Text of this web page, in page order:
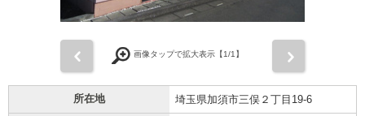
画像タップで拡大表示【1/1】
所在地 埼玉県加須市三俣２丁目19-6